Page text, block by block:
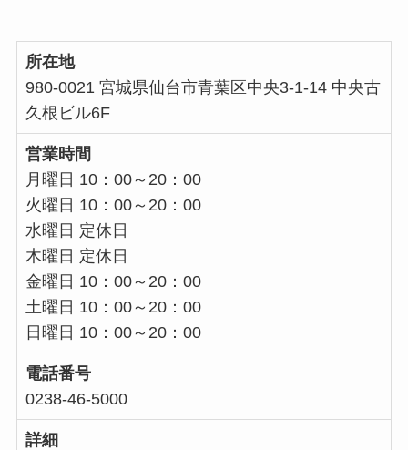
所在地
980-0021 宮城県仙台市青葉区中央3-1-14 中央古
久根ビル6F
営業時間
月曜日 10：00～20：00
火曜日 10：00～20：00
水曜日 定休日
木曜日 定休日
金曜日 10：00～20：00
土曜日 10：00～20：00
日曜日 10：00～20：00
電話番号
0238-46-5000
詳細